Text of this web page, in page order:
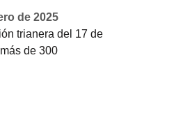
de 2025
trianera del 17 de
de 300